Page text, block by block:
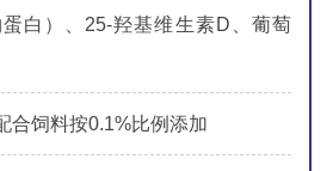
白）、25-羟基维生素D、葡萄
合饲料按0.1%比例添加